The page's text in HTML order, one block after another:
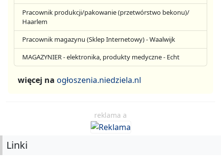
Pracownik produkcji/pakowanie (przetwórstwo bekonu)/
Haarlem
Pracownik magazynu (Sklep Internetowy) - Waalwijk
MAGAZYNIER - elektronika, produkty medyczne - Echt
więcej na ogłoszenia.niedziela.nl
reklama a
Linki